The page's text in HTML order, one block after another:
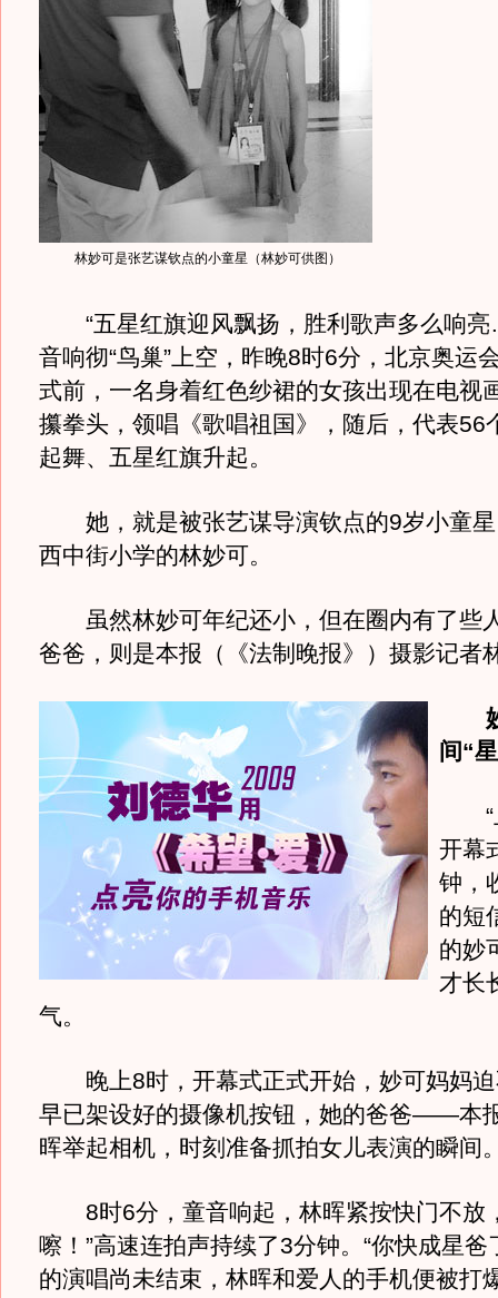
林妙可是张艺谋钦点的小童星（林妙可供图）
“五星红旗迎风飘扬，胜利歌声多么响
音响彻“鸟巢”上空，昨晚8时6分，北京奥运
式前，一名身着红色纱裙的女孩出现在电视
攥拳头，领唱《歌唱祖国》，随后，代表56
起舞、五星红旗升起。
她，就是被张艺谋导演钦点的9岁小童星
西中街小学的林妙可。
虽然林妙可年纪还小，但在圈内有了些
爸爸，则是本报（《法制晚报》）摄影记者
间“
“
开幕
钟，
的短
的妙
才长
气。
晚上8时，开幕式正式开始，妙可妈妈迫
早已架设好的摄像机按钮，她的爸爸——本
晖举起相机，时刻准备抓拍女儿表演的瞬间
8时6分，童音响起，林晖紧按快门不放
嚓！”高速连拍声持续了3分钟。“你快成星
的演唱尚未结束，林晖和爱人的手机便被打